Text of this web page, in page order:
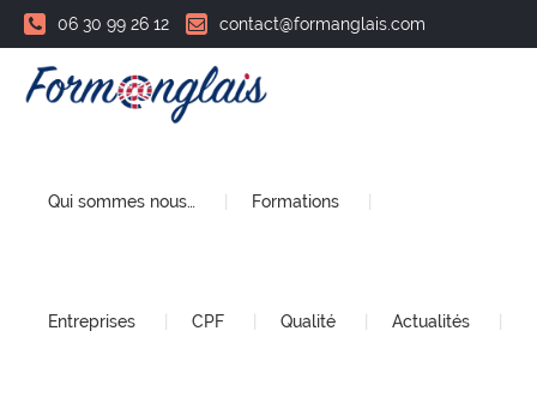
06 30 99 26 12 contact@formanglais.com
Qui sommes nous… Formations
Entreprises CPF Qualité Actualités